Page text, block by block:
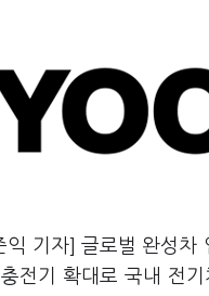
익 기자] 글로벌 완성
전기 확대로 국내 전